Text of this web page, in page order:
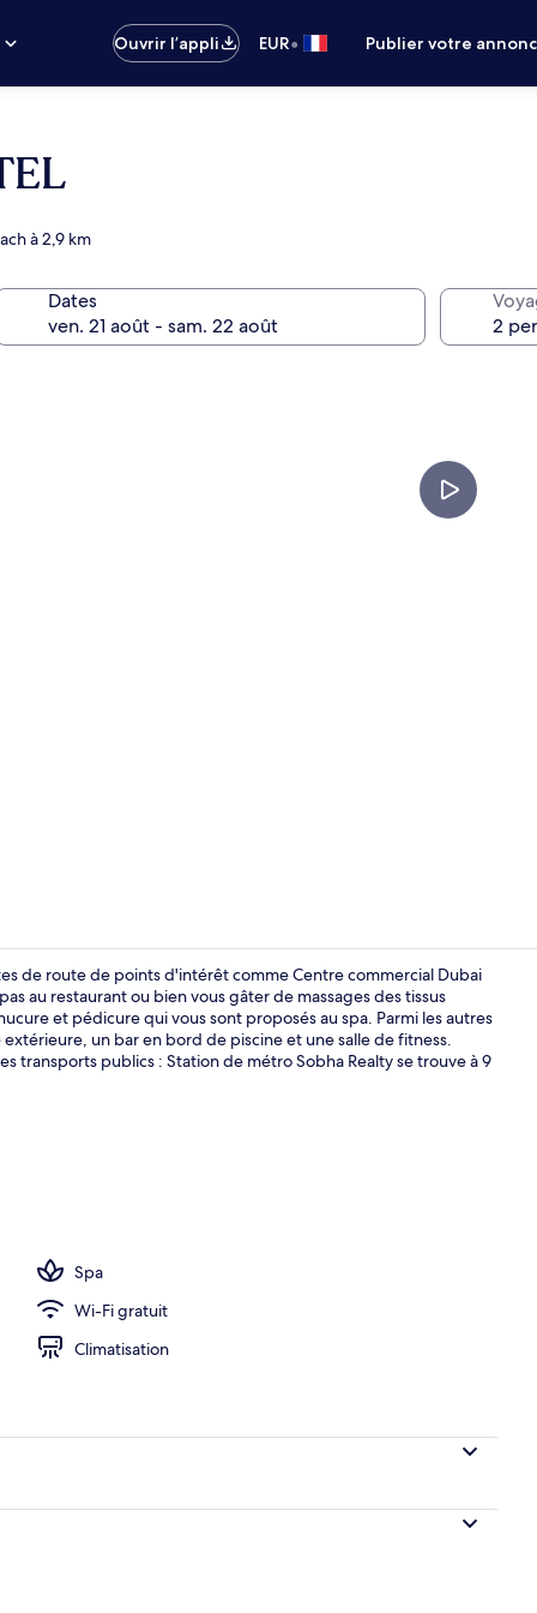
Ouvrir l’appli EUR• Publier votre
à 2,9 km
Dates
Coffres-forts
de route de points d'intérêt comme Centre commercial Dubai
au restaurant ou bien vous gâter de massages des tissus
et pédicure qui vous sont proposés au spa. Parmi les autres
un bar en bord de piscine et une salle de fitness.
transports publics : Station de métro Sobha Realty se trouve à 9
Spa
Wi-Fi gratuit
Climatisation